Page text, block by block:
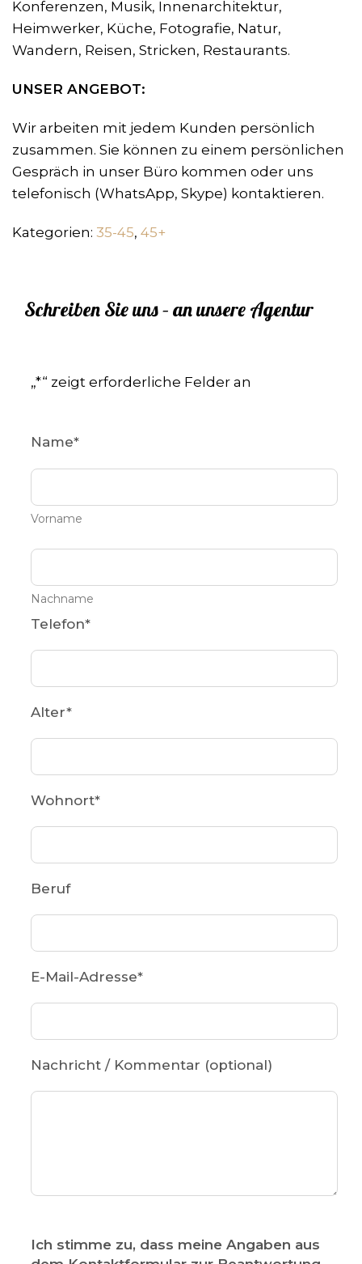
Konferenzen, Musik, Innenarchitektur,
Heimwerker, Küche, Fotografie, Natur,
Wandern, Reisen, Stricken, Restaurants.
UNSER ANGEBOT:
Wir arbeiten mit jedem Kunden persönlich
zusammen. Sie können zu einem persönlichen
Gespräch in unser Büro kommen oder uns
telefonisch (WhatsApp, Skype) kontaktieren.
Kategorien: 35-45, 45+
Schreiben Sie uns – an unsere Agentur
„*“ zeigt erforderliche Felder an
Name*
Vorname
Nachname
Telefon*
Alter*
Wohnort*
Beruf
E-Mail-Adresse*
Nachricht / Kommentar (optional)
Ich stimme zu, dass meine Angaben aus